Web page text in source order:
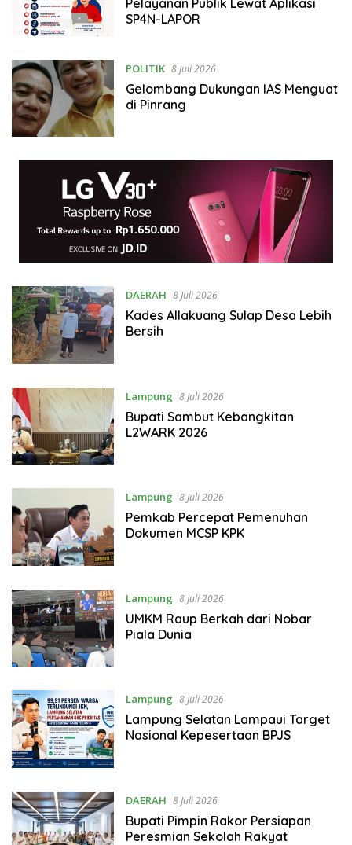
Pelayanan Publik Lewat Aplikasi
SP4N-LAPOR
POLITIK 8 Juli 2026
Gelombang Dukungan IAS Menguat
di Pinrang
DAERAH 8 Juli 2026
Kades Allakuang Sulap Desa Lebih
Bersih
Lampung 8 Juli 2026
Bupati Sambut Kebangkitan
L2WARK 2026
Lampung 8 Juli 2026
Pemkab Percepat Pemenuhan
Dokumen MCSP KPK
Lampung 8 Juli 2026
UMKM Raup Berkah dari Nobar
Piala Dunia
Lampung 8 Juli 2026
Lampung Selatan Lampaui Target
Nasional Kepesertaan BPJS
DAERAH 8 Juli 2026
Bupati Pimpin Rakor Persiapan
Peresmian Sekolah Rakyat